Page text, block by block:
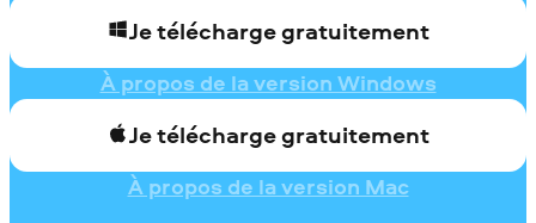
Je télécharge gratuitement
À propos de la version Windows
Je télécharge gratuitement
À propos de la version Mac